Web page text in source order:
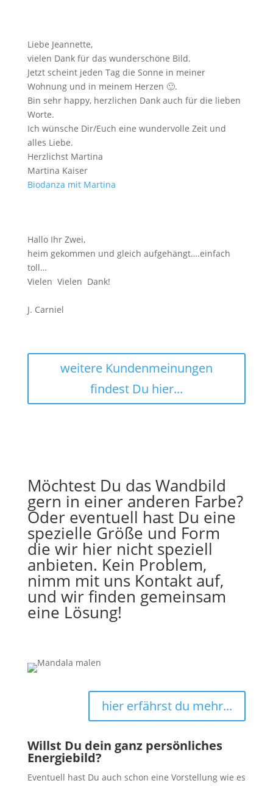
Liebe Jeannette,
vielen Dank für das wunderschöne Bild.
Jetzt scheint jeden Tag die Sonne in meiner
Wohnung und in meinem Herzen 🙂.
Bin sehr happy, herzlichen Dank auch für die lieben
Worte.
Ich wünsche Dir/Euch eine wundervolle Zeit und
alles Liebe.
Herzlichst Martina
Martina Kaiser
Biodanza mit Martina
Hallo Ihr Zwei,
heim gekommen und gleich aufgehängt….einfach
toll…
Vielen Vielen Dank!
J. Carniel
weitere Kundenmeinungen
findest Du hier...
Möchtest Du das Wandbild
gern in einer anderen Farbe?
Oder eventuell hast Du eine
spezielle Größe und Form
die wir hier nicht speziell
anbieten. Kein Problem,
nimm mit uns Kontakt auf,
und wir finden gemeinsam
eine Lösung!
hier erfährst du mehr...
Willst Du dein ganz persönliches
Energiebild?
Eventuell hast Du auch schon eine Vorstellung wie es